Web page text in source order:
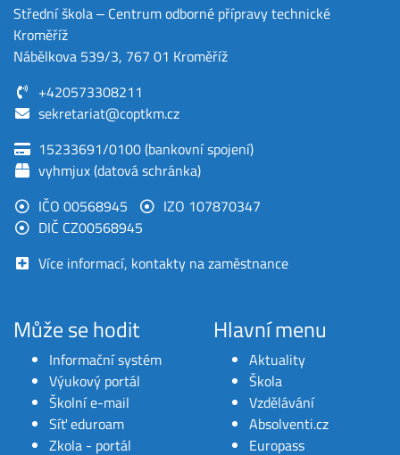
Střední škola ‒ Centrum odborné přípravy technické
Kroměříž
Nábělkova 539/3, 767 01 Kroměříž
+420573308211
sekretariat@coptkm.cz
15233691/0100 (bankovní spojení)
vyhmjux (datová schránka)
IČO 00568945
IZO 107870347
DIČ CZ00568945
Více informací, kontakty na zaměstnance
Může se hodit
Informační systém
Výukový portál
Školní e-mail
Síť eduroam
Zkola - portál
Hlavní menu
Aktuality
Škola
Vzdělávání
Absolventi.cz
Europass